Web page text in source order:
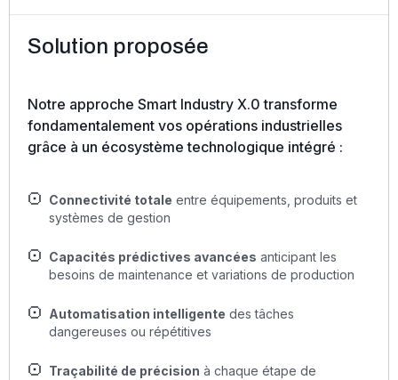
Solution proposée
Notre approche Smart Industry X.0 transforme
fondamentalement vos opérations industrielles
grâce à un écosystème technologique intégré :
Connectivité totale entre équipements, produits et
systèmes de gestion
Capacités prédictives avancées anticipant les
besoins de maintenance et variations de production
Automatisation intelligente des tâches
dangereuses ou répétitives
Traçabilité de précision à chaque étape de